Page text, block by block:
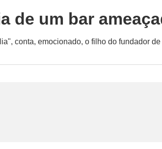
de um bar
conta, emocionado, o filho do fundador